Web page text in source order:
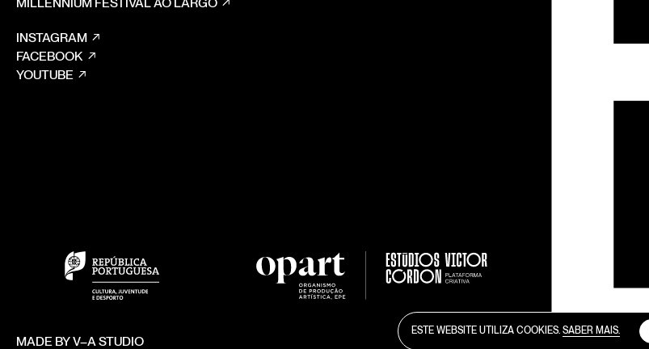
ESTE WEBSITE UTILIZA COOKIES. SABER MAIS.
INSTAGRAM
FACEBOOK
YOUTUBE
MADE BY V–A STUDIO